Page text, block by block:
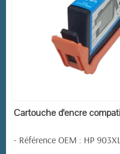
Cartouche d'encre
- Référence OEM : HP